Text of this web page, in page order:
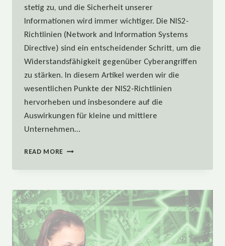
stetig zu, und die Sicherheit unserer
Informationen wird immer wichtiger. Die NIS2-
Richtlinien (Network and Information Systems
Directive) sind ein entscheidender Schritt, um die
Widerstandsfähigkeit gegenüber Cyberangriffen
zu stärken. In diesem Artikel werden wir die
wesentlichen Punkte der NIS2-Richtlinien
hervorheben und insbesondere auf die
Auswirkungen für kleine und mittlere
Unternehmen…
READ MORE NIS2-
UND
MITTLERE
UNTERNEHMEN
JETZT
HANDELN
MÜSSEN!